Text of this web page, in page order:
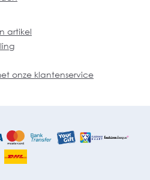
artikel
onze klantenservice